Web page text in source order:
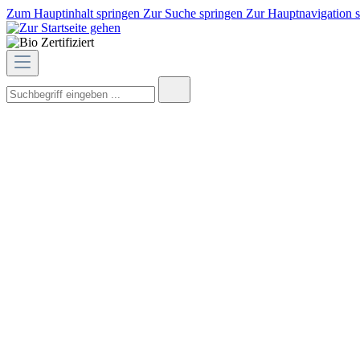
Zum Hauptinhalt springen Zur Suche springen Zur Hauptnavigation